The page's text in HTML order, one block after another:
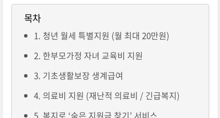
목차
1. 청년 월세 특별지원 (월 최대 20만원)
2. 한부모가정 자녀 교육비 지원
3. 기초생활보장 생계급여
4. 의료비 지원 (재난적 의료비 / 긴급복지)
5. 복지로 ‘숨은 지원금 찾기’ 서비스